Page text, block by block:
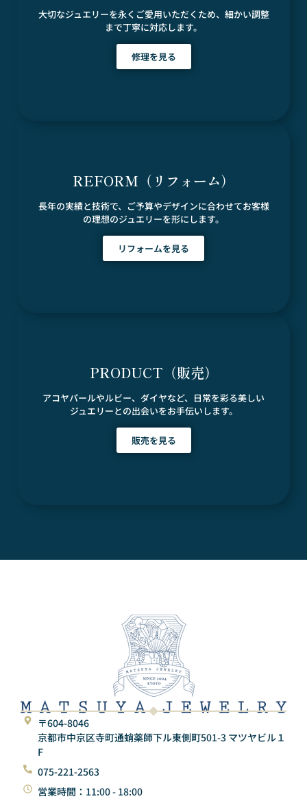
大切なジュエリーを永くご愛用いただくため、細かい調整
まで丁寧に対応します。
修理を見る
REFORM（リフォーム）
長年の実績と技術で、ご予算やデザインに合わせてお客様
の理想のジュエリーを形にします。
リフォームを見る
PRODUCT（販売）
アコヤパールやルビー、ダイヤなど、日常を彩る美しい
ジュエリーとの出会いをお手伝いします。
販売を見る
〒604-8046
京都市中京区寺町通蛸薬師下ル東側町501-3 マツヤビル１
F
075-221-2563
営業時間：11:00 - 18:00